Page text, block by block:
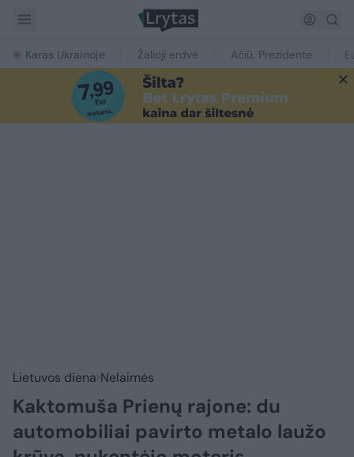
Karas Ukrainoje Žalioji erdvė Ačiū, Prezidente
Lietuvos diena Nelaimės
Kaktomuša Prienų rajone: du
automobiliai pavirto metalo laužo